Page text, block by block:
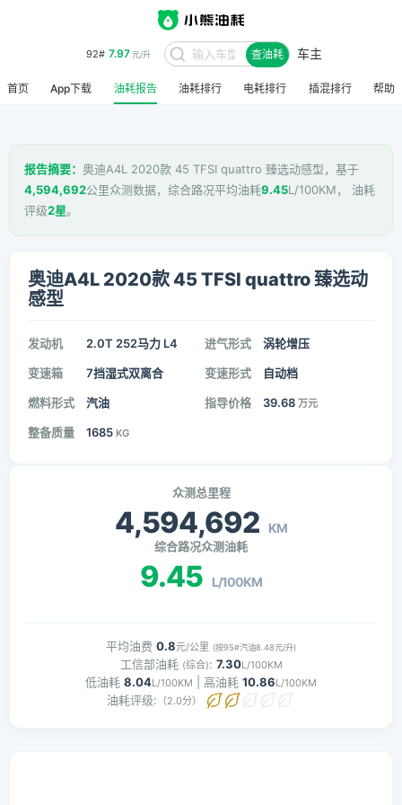
92# 7.97元/升 查油耗 车主
首页 App下载 油耗报告 油耗排行 电耗排行 插混排行 帮助
报告摘要： 奥迪A4L 2020款 45 TFSI quattro 臻选动感型，基于
4,594,692公里众测数据，综合路况平均油耗9.45L/100KM， 油耗
评级2星。
奥迪A4L 2020款 45 TFSI quattro 臻选动
感型
发动机 2.0T 252马力 L4 进气形式 涡轮增压
变速箱 7挡湿式双离合 变速形式 自动档
燃料形式 汽油 指导价格 39.68 万元
整备质量 1685 KG
众测总里程
4,594,692 KM
综合路况众测油耗
9.45 L/100KM
平均油费 0.8元/公里 (按95#汽油8.48元/升)
工信部油耗 (综合): 7.30L/100KM
低油耗 8.04L/100KM | 高油耗 10.86L/100KM
油耗评级: （2.0分）